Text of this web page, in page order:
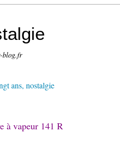
blog.fr
à vapeur 141 R